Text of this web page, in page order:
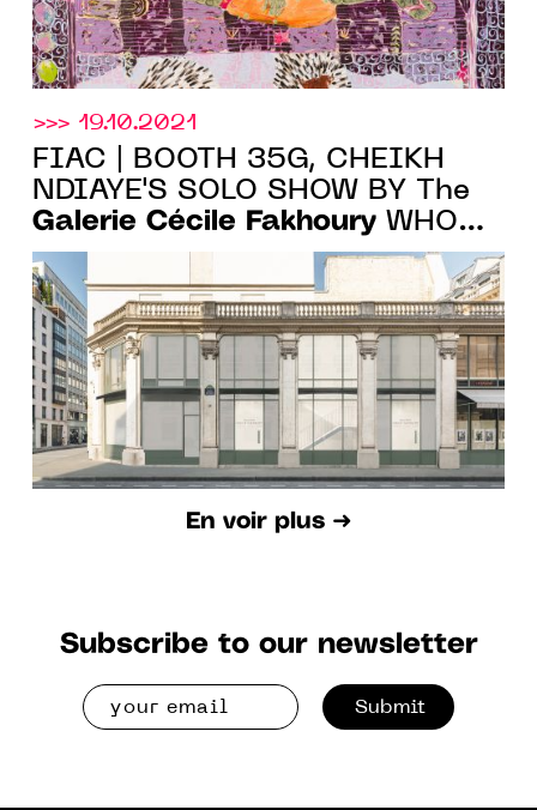
>>> 19.10.2021
FIAC | BOOTH 35G, CHEIKH
NDIAYE'S SOLO SHOW BY The
Galerie Cécile Fakhoury WHO
WILL INAUGURATE ITS NEW
SPACE IN PARIS ON 21 OCT.
En voir plus ➜
Subscribe to our newsletter
Submit